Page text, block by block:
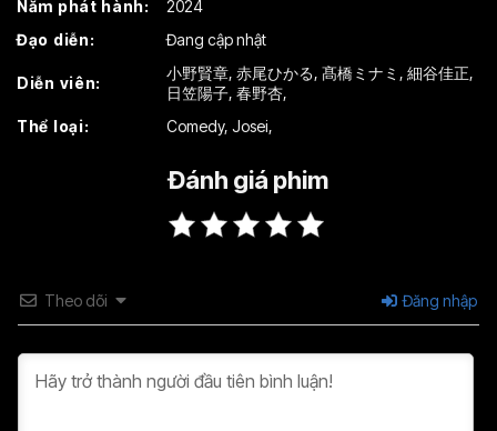
Năm phát hành:
2024
Đạo diễn:
Đang cập nhật
Diễn viên:
小野賢章, 赤尾ひかる, 髙橋ミナミ , 細谷佳正,
日笠陽子, 春野杏,
Thể loại:
Comedy, Josei,
Đánh giá phim
Theo dõi Đăng nhập